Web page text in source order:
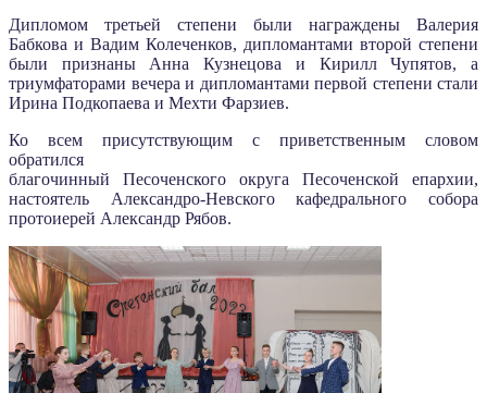
Дипломом третьей степени были награждены Валерия
Бабкова и Вадим Колеченков, дипломантами второй степени
были признаны Анна Кузнецова и Кирилл Чупятов, а
триумфаторами вечера и дипломантами первой степени стали
Ирина Подкопаева и Мехти Фарзиев.
Ко всем присутствующим с приветственным словом
обратился
благочинный Песоченского округа Песоченской епархии,
настоятель Александро-Невского кафедрального собора
протоиерей Александр Рябов.